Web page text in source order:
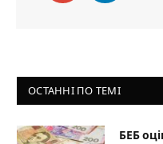
ОСТАННІ ПО ТЕМІ
БЕБ